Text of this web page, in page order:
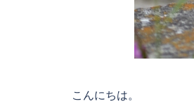
こんにちは。